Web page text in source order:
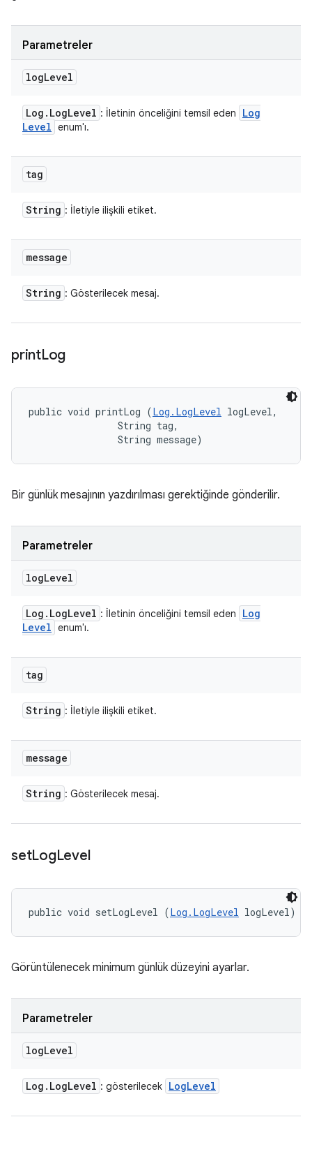
Parametreler
logLevel
Log . LogLevel : İletinin önceliğini temsil eden
Log
Level enum'ı.
tag
String : İletiyle ilişkili etiket.
message
String : Gösterilecek mesaj.
printLog
public void printLog (Log.LogLevel logLevel,
                String tag,
                String message)
Bir günlük mesajının yazdırılması gerektiğinde gönderilir.
Parametreler
logLevel
Log . LogLevel : İletinin önceliğini temsil eden
Log
Level enum'ı.
tag
String : İletiyle ilişkili etiket.
message
String : Gösterilecek mesaj.
setLogLevel
public void setLogLevel (Log.LogLevel logLevel)
Görüntülenecek minimum günlük düzeyini ayarlar.
Parametreler
logLevel
Log . LogLevel : gösterilecek LogLevel